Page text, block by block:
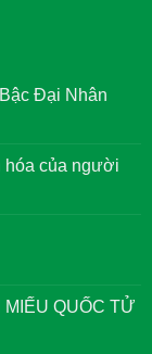
Đại Nhân
hóa của người
QUỐC TỬ